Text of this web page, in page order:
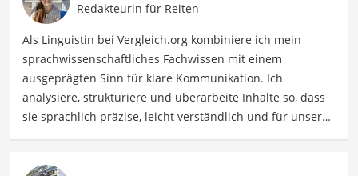
Redakteurin für Reiten
Als Linguistin bei Vergleich.org kombiniere ich mein
sprachwissenschaftliches Fachwissen mit einem
ausgeprägten Sinn für klare Kommunikation. Ich
analysiere, strukturiere und überarbeite Inhalte so, dass
sie sprachlich präzise, leicht verständlich und für unsere